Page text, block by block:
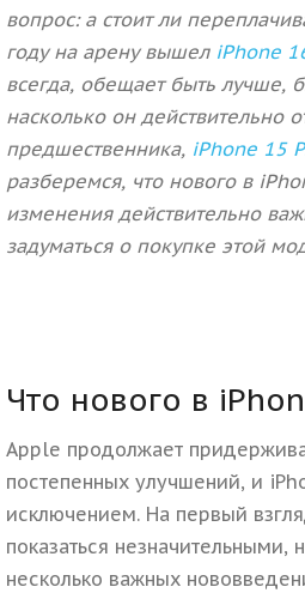
o
n
вопрос: а стоит ли
году на арену вышел iPhone
всегда, обещает быть лучше,
насколько он действительно
предшественника, iPhone 15
разберемся, что нового в
изменения действительно
задуматься о покупке этой
Что нового в
Apple продолжает
постепенных улучшений, и
исключением. На первый
показаться незначительными,
несколько важных